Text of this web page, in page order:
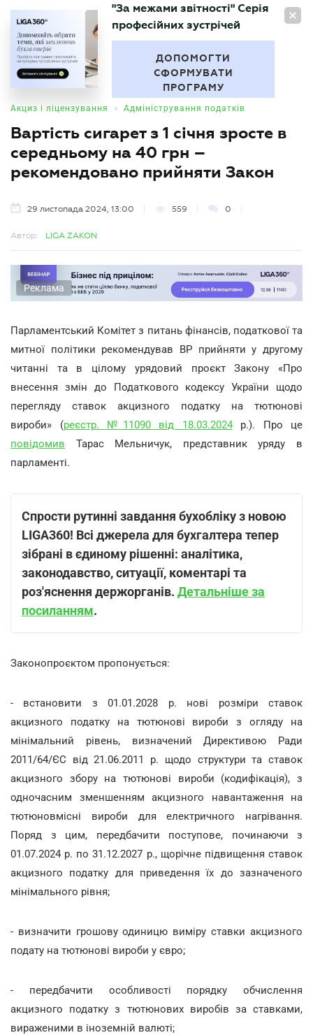
UA
БУХГАЛТЕР
"За межами звітності" Серія
професійних зустрічей
ДОПОМОГТИ
СФОРМУВАТИ
ПРОГРАМУ
Акциз і ліцензування • Адміністрування податків
Вартість сигарет з 1 січня зросте в
середньому на 40 грн –
рекомендовано прийняти Закон
29 листопада 2024, 13:00 559 0
Автор: LIGA ZAKON
Реклама
Парламентський Комітет з питань фінансів, податкової та
митної політики рекомендував ВР прийняти у другому
читанні та в цілому урядовий проєкт Закону «Про
внесення змін до Податкового кодексу України щодо
перегляду ставок акцизного податку на тютюнові
вироби» (реєстр. №11090 від 18.03.2024р.). Про це
повідомив Тарас Мельничук, представник уряду в
парламенті.
Спрости рутинні завдання бухобліку з новою
LIGA360! Всі джерела для бухгалтера тепер
зібрані в єдиному рішенні: аналітика,
законодавство, ситуації, коментарі та
роз'яснення держорганів. Детальніше за
посиланням.
Законопроєктом пропонується:
- встановити з 01.01.2028 р. нові розміри ставок
акцизного податку на тютюнові вироби з огляду на
мінімальний рівень, визначений Директивою Ради
2011/64/ЄС від 21.06.2011 р. щодо структури та ставок
акцизного збору на тютюнові вироби (кодифікація), з
одночасним зменшенням акцизного навантаження на
тютюновмісні вироби для електричного нагрівання.
Поряд з цим, передбачити поступове, починаючи з
01.07.2024 р. по 31.12.2027 р., щорічне підвищення ставок
акцизного податку для приведення їх до зазначеного
мінімального рівня;
- визначити грошову одиницю виміру ставки акцизного
подату на тютюнові вироби у євро;
- передбачити особливості порядку обчислення
акцизного податку з тютюнових виробів за ставками,
вираженими в іноземній валюті;